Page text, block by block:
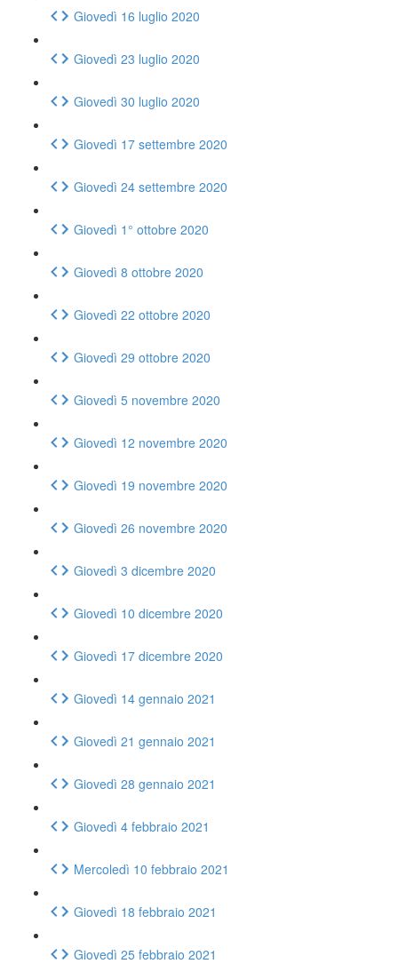
Giovedì 16 luglio 2020
Giovedì 23 luglio 2020
Giovedì 30 luglio 2020
Giovedì 17 settembre 2020
Giovedì 24 settembre 2020
Giovedì 1° ottobre 2020
Giovedì 8 ottobre 2020
Giovedì 22 ottobre 2020
Giovedì 29 ottobre 2020
Giovedì 5 novembre 2020
Giovedì 12 novembre 2020
Giovedì 19 novembre 2020
Giovedì 26 novembre 2020
Giovedì 3 dicembre 2020
Giovedì 10 dicembre 2020
Giovedì 17 dicembre 2020
Giovedì 14 gennaio 2021
Giovedì 21 gennaio 2021
Giovedì 28 gennaio 2021
Giovedì 4 febbraio 2021
Mercoledì 10 febbraio 2021
Giovedì 18 febbraio 2021
Giovedì 25 febbraio 2021